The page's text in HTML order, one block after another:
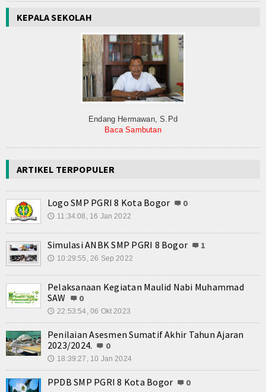
KEPALA SEKOLAH
Endang Hermawan, S.Pd
Baca Sambutan
ARTIKEL TERPOPULER
Logo SMP PGRI 8 Kota Bogor 0
🕔 11:34:08, 16 Jan 2022
Simulasi ANBK SMP PGRI 8 Bogor 1
🕔 10:29:55, 26 Sep 2022
Pelaksanaan Kegiatan Maulid Nabi Muhammad
SAW
0
🕔 22:53:54, 06 Okt 2023
Penilaian Asesmen Sumatif Akhir Tahun Ajaran
2023/2024.
0
🕔 18:39:27, 10 Jan 2024
PPDB SMP PGRI 8 Kota Bogor 0